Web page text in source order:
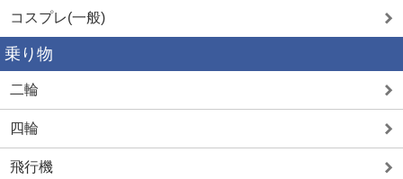
コスプレ(一般)
乗り物
二輪
四輪
飛行機